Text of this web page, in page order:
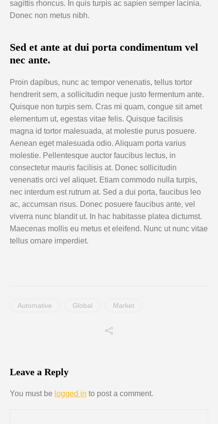
sagittis rhoncus. In quis turpis ac sapien semper lacinia.
Donec non metus nibh.
Sed et ante at dui porta condimentum vel
nec ante.
Proin dapibus, nunc ac tempor venenatis, tellus tortor
hendrerit sem, a sollicitudin neque justo fermentum ante.
Quisque non turpis sem. Cras mi quam, congue sit amet
elementum ut, egestas vitae felis. Quisque facilisis
magna id tortor malesuada, at molestie purus posuere.
Aenean eget malesuada odio. Aliquam porta varius
molestie. Pellentesque auctor faucibus lectus, in
consectetur mauris facilisis at. Donec sollicitudin
venenatis orci vel aliquet. Etiam commodo nulla turpis,
nec interdum est rutrum at. Sed a dui porta, faucibus leo
ac, accumsan risus. Donec posuere faucibus ante, vel
viverra nunc blandit ut. In hac habitasse platea dictumst.
Maecenas mollis eu metus et eleifend. Nunc ut nunc vitae
tellus ornare imperdiet.
Automative Global Market
Leave a Reply
You must be logged in to post a comment.